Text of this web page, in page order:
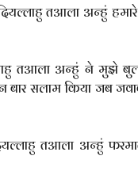
तआला अन्हुं
तआला अन्हुं ने मुझे
बार सलाम किया जब
तआला अन्हुं